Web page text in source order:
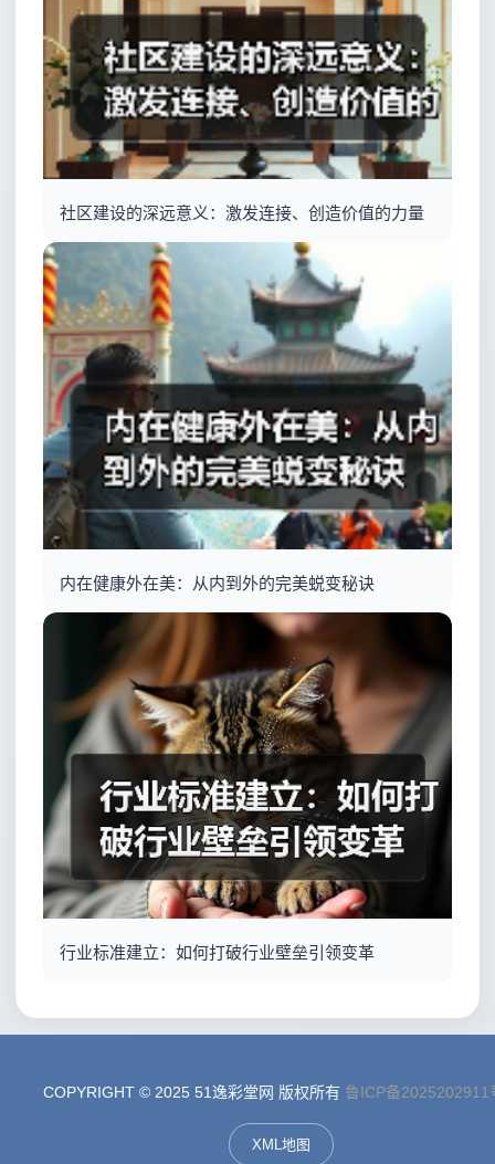
社区建设的深远意义：激发连接、创造价值的力量
内在健康外在美：从内到外的完美蜕变秘诀
行业标准建立：如何打破行业壁垒引领变革
COPYRIGHT © 2025 51逸彩堂网 版权所有 鲁ICP备2025202911
XML地图